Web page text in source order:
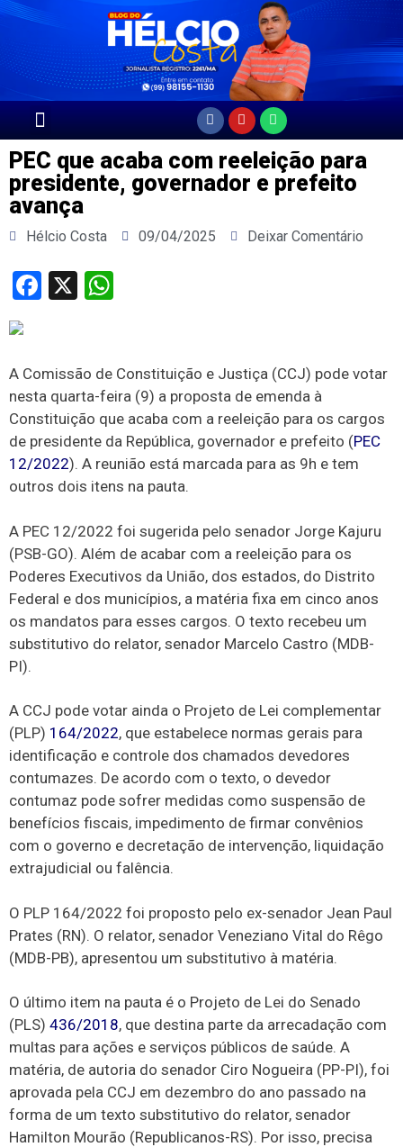
PEC que acaba com reeleição para
presidente, governador e prefeito
avança
Hélcio Costa 09/04/2025 Deixar Comentário
Facebook
X
A Comissão de Constituição e Justiça (CCJ) pode votar
nesta quarta-feira (9) a proposta de emenda à
Constituição que acaba com a reeleição para os cargos
de presidente da República, governador e prefeito (PEC
12/2022). A reunião está marcada para as 9h e tem
outros dois itens na pauta.
A PEC 12/2022 foi sugerida pelo senador Jorge Kajuru
(PSB-GO). Além de acabar com a reeleição para os
Poderes Executivos da União, dos estados, do Distrito
Federal e dos municípios, a matéria fixa em cinco anos
os mandatos para esses cargos. O texto recebeu um
substitutivo do relator, senador Marcelo Castro (MDB-
PI).
A CCJ pode votar ainda o Projeto de Lei complementar
(PLP) 164/2022, que estabelece normas gerais para
identificação e controle dos chamados devedores
contumazes. De acordo com o texto, o devedor
contumaz pode sofrer medidas como suspensão de
benefícios fiscais, impedimento de firmar convênios
com o governo e decretação de intervenção, liquidação
extrajudicial ou falência.
O PLP 164/2022 foi proposto pelo ex-senador Jean Paul
Prates (RN). O relator, senador Veneziano Vital do Rêgo
(MDB-PB), apresentou um substitutivo à matéria.
O último item na pauta é o Projeto de Lei do Senado
(PLS) 436/2018, que destina parte da arrecadação com
multas para ações e serviços públicos de saúde. A
matéria, de autoria do senador Ciro Nogueira (PP-PI), foi
aprovada pela CCJ em dezembro do ano passado na
forma de um texto substitutivo do relator, senador
Hamilton Mourão (Republicanos-RS). Por isso, precisa